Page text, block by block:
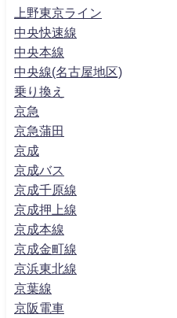
上野東京ライン
中央快速線
中央本線
中央線(名古屋地区)
乗り換え
京急
京急蒲田
京成
京成バス
京成千原線
京成押上線
京成本線
京成金町線
京浜東北線
京葉線
京阪電車